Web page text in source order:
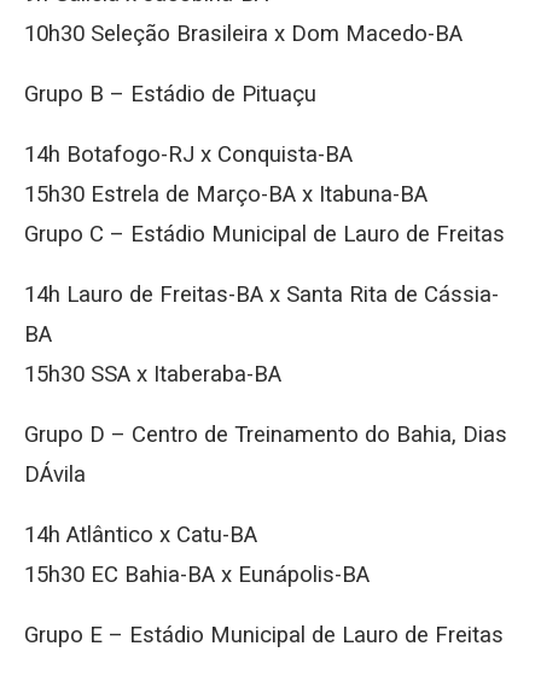
10h30 Seleção Brasileira x Dom Macedo-BA
Grupo B – Estádio de Pituaçu
14h Botafogo-RJ x Conquista-BA
15h30 Estrela de Março-BA x Itabuna-BA
Grupo C – Estádio Municipal de Lauro de Freitas
14h Lauro de Freitas-BA x Santa Rita de Cássia-
BA
15h30 SSA x Itaberaba-BA
Grupo D – Centro de Treinamento do Bahia, Dias
DÁvila
14h Atlântico x Catu-BA
15h30 EC Bahia-BA x Eunápolis-BA
Grupo E – Estádio Municipal de Lauro de Freitas